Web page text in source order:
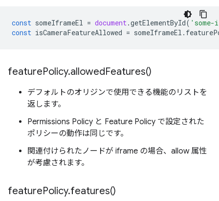
const someIframeEl = document .getElementById(
const isCameraFeatureAllowed = someIframeEl .
featurePolicy.allowedFeatures()
デフォルトのオリジンで使用できる機能のリストを
返します。
Permissions Policy と Feature Policy で設定された
ポリシーの動作は同じです。
関連付けられたノードが iframe の場合、allow 属性
が考慮されます。
featurePolicy.features()